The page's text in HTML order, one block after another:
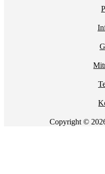
Copyright ©